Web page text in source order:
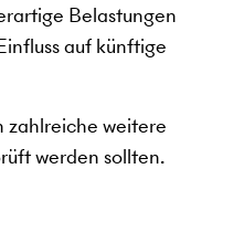
Belastungen
auf künftige
zahlreiche weitere
werden sollten.